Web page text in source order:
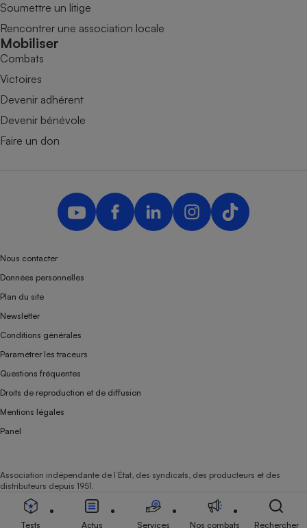
Soumettre un litige
Rencontrer une association locale
Mobiliser
Combats
Victoires
Devenir adhérent
Devenir bénévole
Faire un don
Nous contacter
Données personnelles
Plan du site
Newsletter
Conditions générales
Paramétrer les traceurs
Questions fréquentes
Droits de reproduction et de diffusion
Mentions légales
Panel
Association indépendante de l’État, des syndicats, des producteurs et des
distributeurs depuis 1951.
Tests Actus Services Nos combats Rechercher